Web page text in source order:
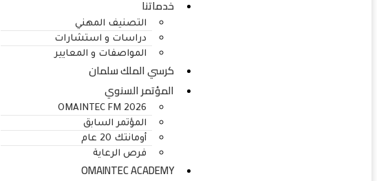
خدماتنا
التصنيف المهني
دراسات و استشارات
المواصفات و المعايير
كرسي الملك سلمان
المؤتمر السنوي
OMAINTEC FM 2026
المؤتمر السابق
أومانتك 20 عام
فرص الرعاية
OMAINTEC ACADEMY